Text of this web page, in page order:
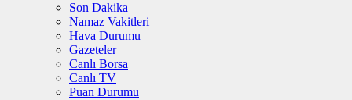
Son Dakika
Namaz Vakitleri
Hava Durumu
Gazeteler
Canlı Borsa
Canlı TV
Puan Durumu